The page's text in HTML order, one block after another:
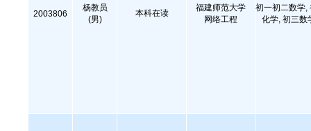
2003806
杨教员
(男)
本科在读
福建师范大学
网络工程
初一初二数学,
化学, 初三数